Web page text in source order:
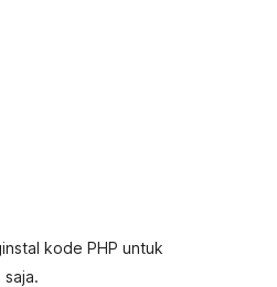
kode PHP untuk